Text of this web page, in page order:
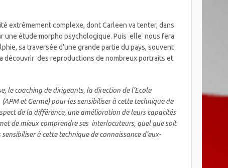
extrêmement complexe, dont Carleen va tenter, dans
une étude morpho psychologique. Puis elle nous fera
sa traversée d’une grande partie du pays, souvent
découvrir des reproductions de nombreux portraits et
le coaching de dirigeants, la direction de l’Ecole
et Germe) pour les sensibiliser à cette technique de
de la différence, une amélioration de leurs capacités
de mieux comprendre ses interlocuteurs, quel que soit
sensibiliser à cette technique de connaissance d’eux-